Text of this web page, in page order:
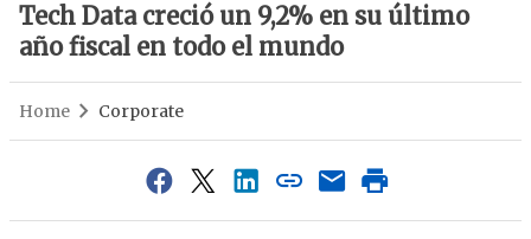
Tech Data creció un 9,2% en su último
año fiscal en todo el mundo
Home Corporate